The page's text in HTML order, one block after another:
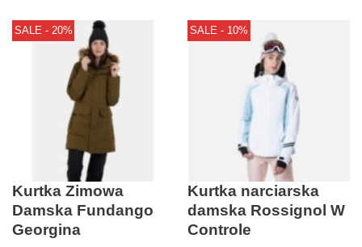
SALE - 20%
Kurtka Zimowa
Damska Fundango
Georgina
SALE - 10%
Kurtka narciarska
damska Rossignol W
Controle